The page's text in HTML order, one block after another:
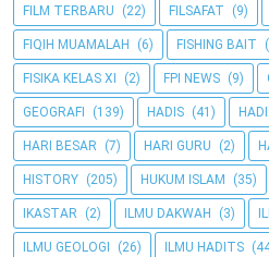
FILM TERBARU (22) FILSAFAT (9)
FIQIH MUAMALAH (6) FISHING BAIT
FISIKA KELAS XI (2) FPI NEWS (9)
GEOGRAFI (139) HADIS (41)
HARI BESAR (7) HARI GURU (2)
HISTORY (205) HUKUM ISLAM (35)
IKASTAR (2) ILMU DAKWAH (3)
ILMU GEOLOGI (26) ILMU HADITS